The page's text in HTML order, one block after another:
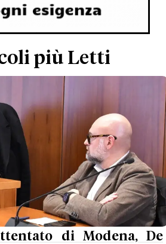
più Letti
di Modena, De